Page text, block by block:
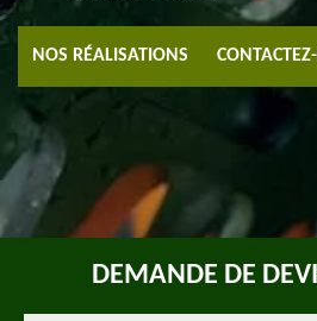
NOS RÉALISATIONS
DEMANDE DE